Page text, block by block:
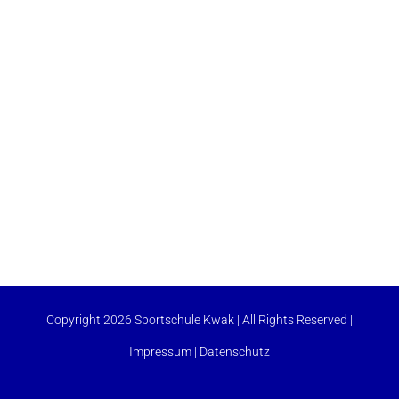
Copyright 2026 Sportschule Kwak | All Rights Reserved |
Impressum | Datenschutz